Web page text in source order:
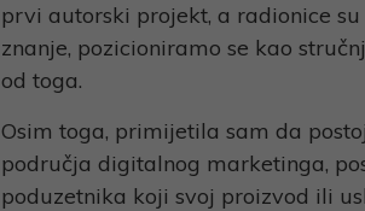
prvi autorski projekt, a radionice
znanje, pozicioniramo se kao
od toga.
Osim toga, primijetila sam da
područja digitalnog marketinga,
poduzetnika koji svoj proizvod ili